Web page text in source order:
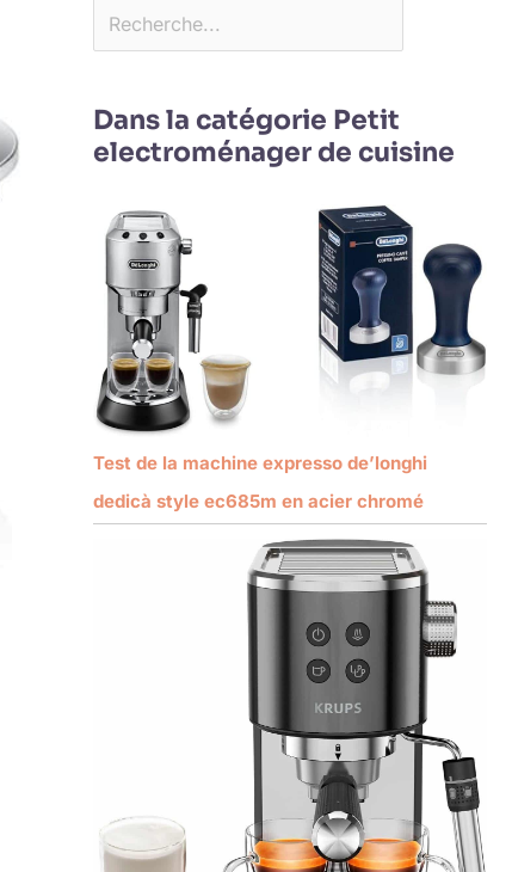
Dans la catégorie Petit
electroménager de cuisine
Test de la machine expresso de’longhi
dedicà style ec685m en acier chromé